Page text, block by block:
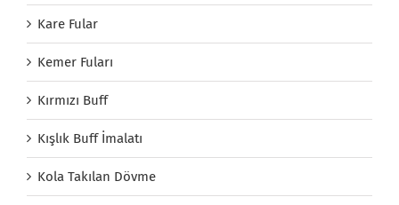
Kare Fular
Kemer Fuları
Kırmızı Buff
Kışlık Buff İmalatı
Kola Takılan Dövme